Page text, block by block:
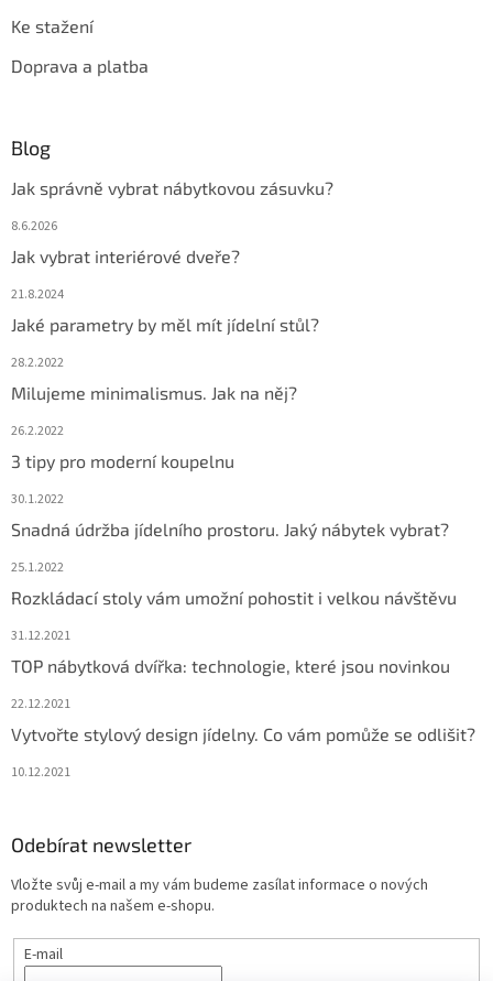
Ke stažení
Doprava a platba
Blog
Jak správně vybrat nábytkovou zásuvku?
8.6.2026
Jak vybrat interiérové dveře?
21.8.2024
Jaké parametry by měl mít jídelní stůl?
28.2.2022
Milujeme minimalismus. Jak na něj?
26.2.2022
3 tipy pro moderní koupelnu
30.1.2022
Snadná údržba jídelního prostoru. Jaký nábytek vybrat?
25.1.2022
Rozkládací stoly vám umožní pohostit i velkou návštěvu
31.12.2021
TOP nábytková dvířka: technologie, které jsou novinkou
22.12.2021
Vytvořte stylový design jídelny. Co vám pomůže se odlišit?
10.12.2021
Odebírat newsletter
Vložte svůj e-mail a my vám budeme zasílat informace o nových
produktech na našem e-shopu.
E-mail